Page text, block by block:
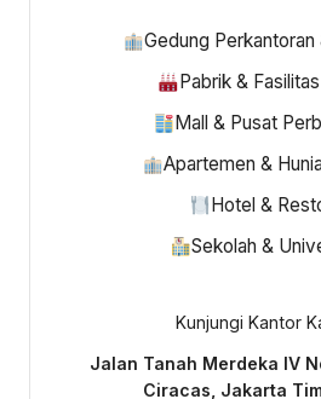
Gedung Perkantoran
Pabrik &
Mall & Pusat
Apartemen &
Hotel &
Sekolah &
Kunjungi Kantor
Jalan Tanah Merdeka IV
Ciracas, Jakarta